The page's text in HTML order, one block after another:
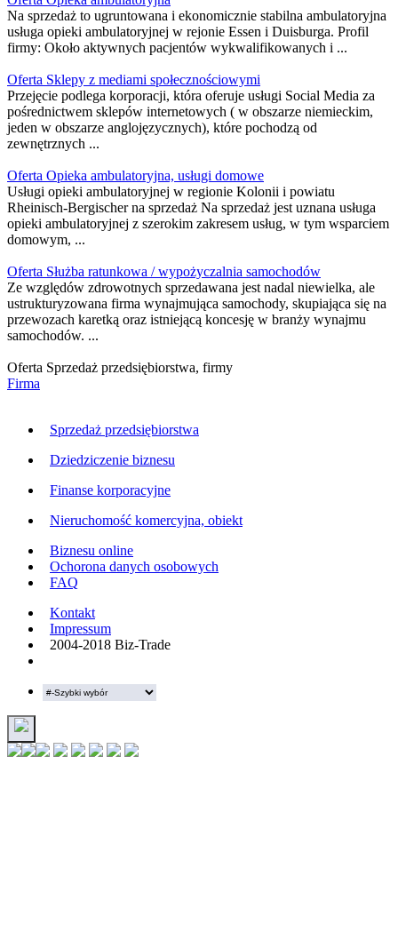
Na sprzedaż to ugruntowana i ekonomicznie stabilna ambulatoryjna
usługa opieki ambulatoryjnej w rejonie Essen i Duisburga. Profil
firmy: Około aktywnych pacjentów wykwalifikowanych i ...
Oferta Sklepy z mediami społecznościowymi
Przejęcie podlega korporacji, która oferuje usługi Social Media za
pośrednictwem sklepów internetowych ( w obszarze niemieckim,
jeden w obszarze anglojęzycznych), które pochodzą od
zewnętrznych ...
Oferta Opieka ambulatoryjna, usługi domowe
Usługi opieki ambulatoryjnej w regionie Kolonii i powiatu
Rheinisch-Bergischer na sprzedaż Na sprzedaż jest uznana usługa
opieki ambulatoryjnej z szerokim zakresem usług, w tym wsparciem
domowym, ...
Oferta Służba ratunkowa / wypożyczalnia samochodów
Ze względów zdrowotnych sprzedawana jest nadal niewielka, ale
ustrukturyzowana firma wynajmująca samochody, skupiająca się na
przewozach karetką oraz istniejącą koncesję w branży wynajmu
samochodów. ...
Oferta Sprzedaż przedsiębiorstwa, firmy
Firma
Sprzedaż przedsiębiorstwa
Dziedziczenie biznesu
Finanse korporacyjne
Nieruchomość komercyjna, obiekt
Biznesu online
Ochorona danych osobowych
FAQ
Kontakt
Impressum
2004-2018 Biz-Trade